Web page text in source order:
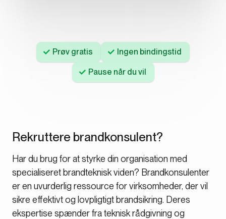
Prøv gratis Ingen bindingstid
Pause når du vil
Rekruttere brandkonsulent?
Har du brug for at styrke din organisation med
specialiseret brandteknisk viden? Brandkonsulenter
er en uvurderlig ressource for virksomheder, der vil
sikre effektivt og lovpligtigt brandsikring. Deres
ekspertise spænder fra teknisk rådgivning og